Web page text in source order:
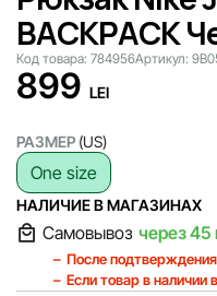
BACKPACK
Код товара: 784956Артикул:
899 LEI
РАЗМЕР (US)
One size
НАЛИЧИЕ В МАГАЗИНАХ
Самовывоз через 45
После
Если товар в наличии